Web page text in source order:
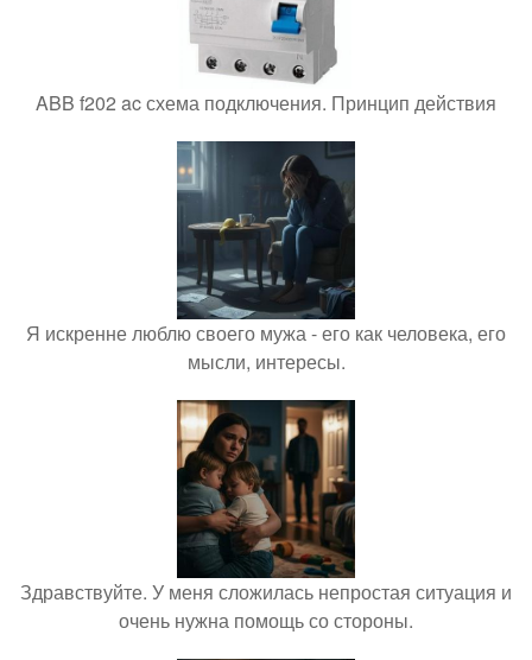
ABB f202 ac схема подключения. Принцип действия
Я искренне люблю своего мужа - его как человека, его
мысли, интересы.
Здравствуйте. У меня сложилась непростая ситуация и
очень нужна помощь со стороны.